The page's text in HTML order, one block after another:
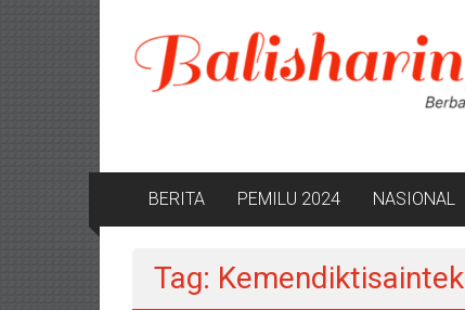
konten
BERITA PEMILU 2024 NASIONAL
Tag: Kemendiktisaintek